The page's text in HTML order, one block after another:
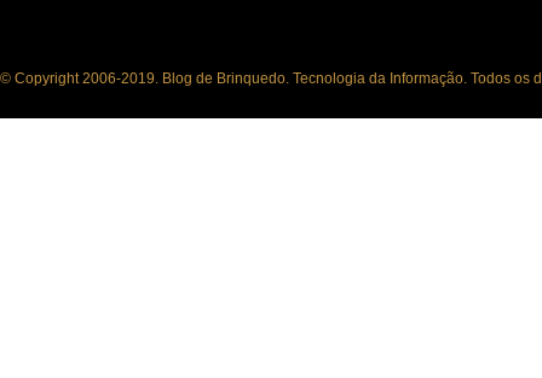
© Copyright 2006-2019. Blog de Brinquedo. Tecnologia da Informação. Todos os